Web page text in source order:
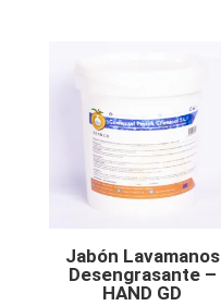
Jabón Lavamanos
Desengrasante –
HAND GD